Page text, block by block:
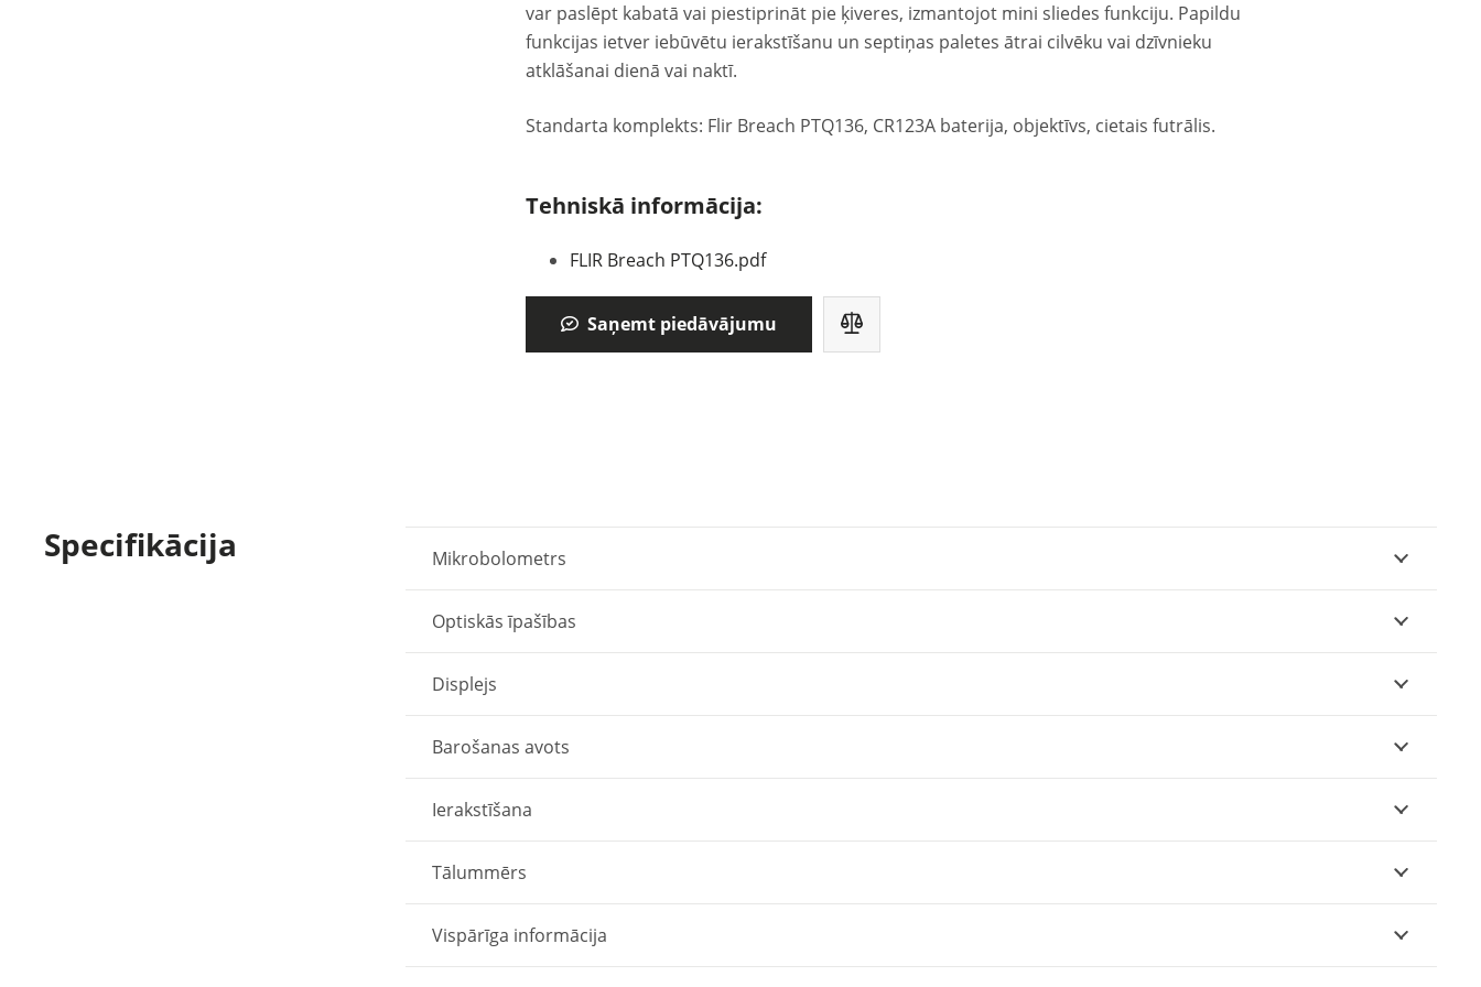
var paslēpt kabatā vai piestiprināt pie ķiveres, izmantojot mini sliedes funkciju. Papildu
funkcijas ietver iebūvētu ierakstīšanu un septiņas paletes ātrai cilvēku vai dzīvnieku
atklāšanai dienā vai naktī.
Standarta komplekts: Flir Breach PTQ136, CR123A baterija, objektīvs, cietais futrālis.
Tehniskā informācija:
FLIR Breach PTQ136.pdf
Saņemt piedāvājumu
Specifikācija Mikrobolometrs
Optiskās īpašības
Displejs
Barošanas avots
Ierakstīšana
Tālummērs
Vispārīga informācija